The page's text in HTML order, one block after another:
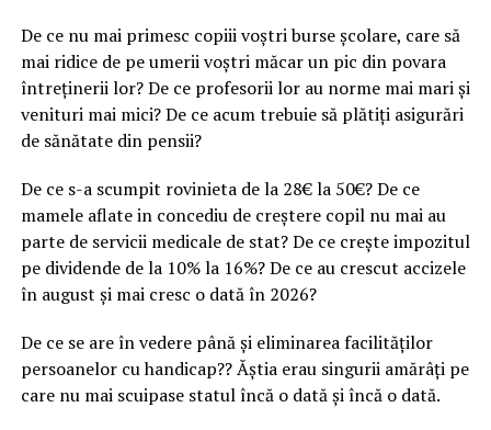
De ce nu mai primesc copiii voștri burse școlare, care să
mai ridice de pe umerii voștri măcar un pic din povara
întreținerii lor? De ce profesorii lor au norme mai mari și
venituri mai mici? De ce acum trebuie să plătiți asigurări
de sănătate din pensii?
De ce s-a scumpit rovinieta de la 28€ la 50€? De ce
mamele aflate in concediu de creștere copil nu mai au
parte de servicii medicale de stat? De ce crește impozitul
pe dividende de la 10% la 16%? De ce au crescut accizele
în august și mai cresc o dată în 2026?
De ce se are în vedere până și eliminarea facilităților
persoanelor cu handicap?? Ăștia erau singurii amărâți pe
care nu mai scuipase statul încă o dată și încă o dată.